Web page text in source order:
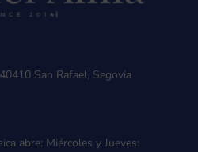
San Rafael, Segovia
abre: Miércoles y Jueves: